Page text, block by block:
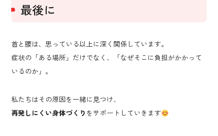
最後に
首と腰は、思っている以上に深く関係しています。
症状の「ある場所」だけでなく、「なぜそこに負担がかかって
いるのか」。
私たちはその原因を一緒に見つけ、
再発しにくい身体づくり をサポートしていきます